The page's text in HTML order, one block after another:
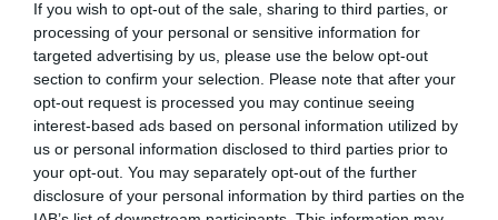
If you wish to opt-out of the sale, sharing to third parties, or
processing of your personal or sensitive information for
targeted advertising by us, please use the below opt-out
section to confirm your selection. Please note that after your
opt-out request is processed you may continue seeing
interest-based ads based on personal information utilized by
us or personal information disclosed to third parties prior to
your opt-out. You may separately opt-out of the further
disclosure of your personal information by third parties on the
Magyarországnak nemcsak az autóiparban, hanem általában véve
is termelési központtá kell válnia - húzta alá a kormányfő,
hangsúlyozva: a magyarok dolgozni akarnak, még a képzetlen,
régóta segélyen élők is, ha lehet, inkább a munkát választják.
A komoly bajban lévő európai gazdaság - amely "ismét nehéz
hónapok" elé néz - egyetlen módon tud megújulni: akkor, ha
versenyképessé válik a világ más részeivel - hangoztatta Orbán
Viktor, aki szerint Magyarországnak az jelent óriási esélyt, ha az
európai gazdaság súlypontja Közép-Európa felé tolódik el.